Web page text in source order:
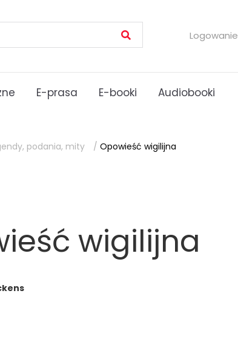
Logowanie
E-prasa E-booki Audiobooki
podania, mity / Opowieść wigilijna
wigilijna